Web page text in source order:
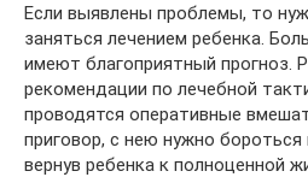
Если выявлены проблемы, то
заняться лечением ребенка.
имеют благоприятный прогноз.
рекомендации по лечебной
проводятся оперативные
приговор, с нею нужно
вернув ребенка к полноценной